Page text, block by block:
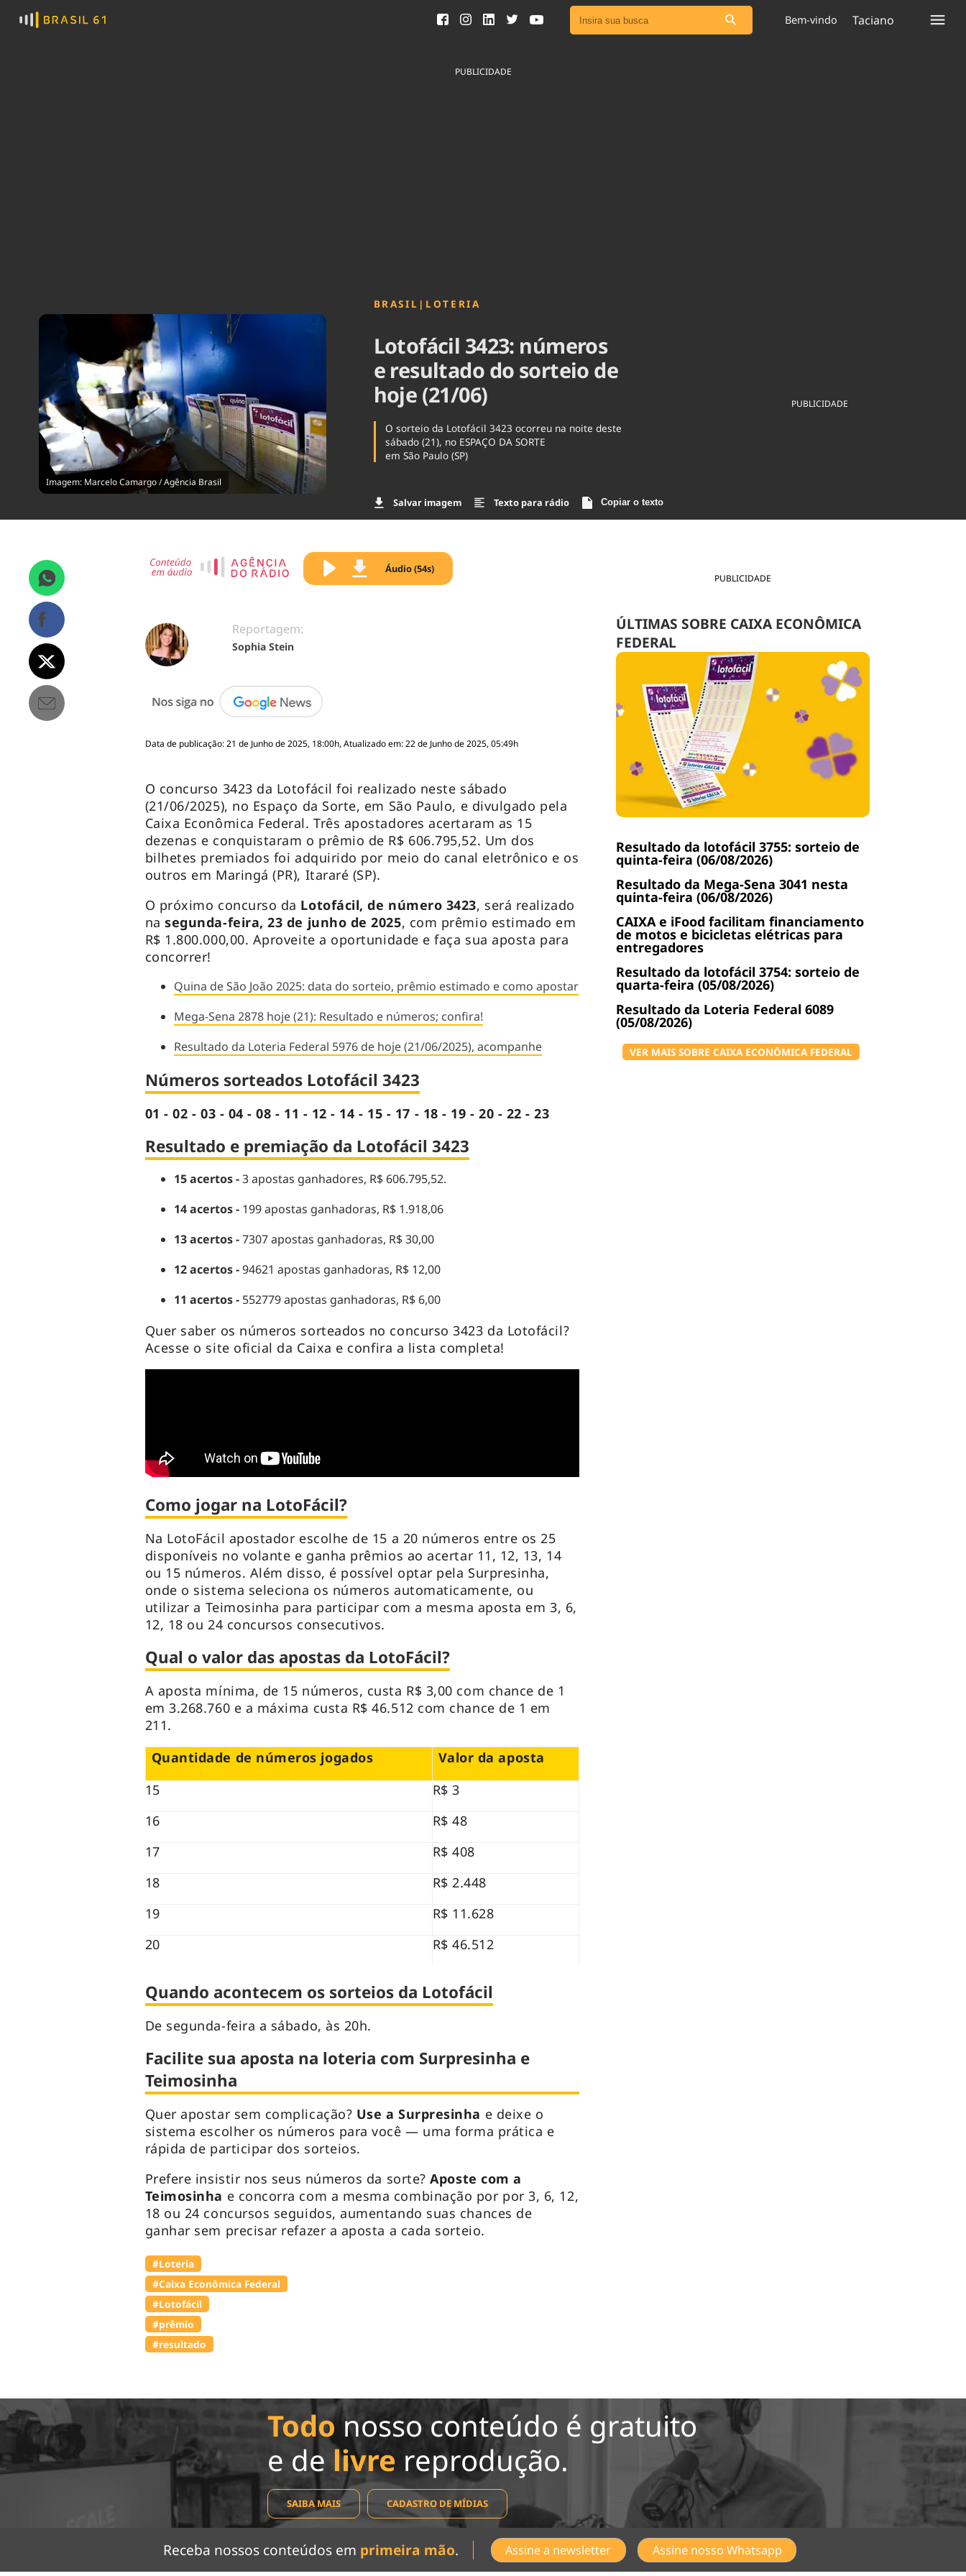
Ver todas as notícias
Brasil
Brasil Mineral
Ciência & Tecnologia
Bem-vindo Taciano
PUBLICIDADE
Imagem: Marcelo Camargo / Agência Brasil
BRASIL | LOTERIA
Lotofácil 3423: números
e resultado do sorteio de
hoje (21/06)
O sorteio da Lotofácil 3423 ocorreu na noite deste
sábado (21), no ESPAÇO DA SORTE
em São Paulo (SP)
Salvar imagem Texto para rádio Copiar o texto
PUBLICIDADE
PUBLICIDADE
ÚLTIMAS SOBRE CAIXA ECONÔMICA
FEDERAL
Resultado da lotofácil 3755: sorteio de
quinta-feira (06/08/2026)
Resultado da Mega-Sena 3041 nesta
quinta-feira (06/08/2026)
CAIXA e iFood facilitam financiamento
de motos e bicicletas elétricas para
entregadores
Resultado da lotofácil 3754: sorteio de
quarta-feira (05/08/2026)
Resultado da Loteria Federal 6089
(05/08/2026)
VER MAIS SOBRE CAIXA ECONÔMICA FEDERAL
Áudio (54s)
Reportagem:
Sophia Stein
Data de publicação: 21 de Junho de 2025, 18:00h, Atualizado em: 22 de Junho de 2025, 05:49h
O concurso 3423 da Lotofácil foi realizado neste sábado
(21/06/2025), no Espaço da Sorte, em São Paulo, e divulgado pela
Caixa Econômica Federal. Três apostadores acertaram as 15
dezenas e conquistaram o prêmio de R$ 606.795,52. Um dos
bilhetes premiados foi adquirido por meio do canal eletrônico e os
outros em Maringá (PR), Itararé (SP).
O próximo concurso da Lotofácil, de número 3423, será realizado
nasegunda-feira, 23 de junho de 2025, com prêmio estimado em
R$ 1.800.000,00. Aproveite a oportunidade e faça sua aposta para
concorrer!
Quina de São João 2025: data do sorteio, prêmio estimado e como apostar
Mega-Sena 2878 hoje (21): Resultado e números; confira!
Resultado da Loteria Federal 5976 de hoje (21/06/2025), acompanhe
Números sorteados Lotofácil 3423
01 - 02 - 03 - 04 - 08 - 11 - 12 - 14 - 15 - 17 - 18 - 19 - 20 - 22 - 23
Resultado e premiação da Lotofácil 3423
15 acertos -3 apostas ganhadores, R$ 606.795,52.
14 acertos - 199 apostas ganhadoras, R$ 1.918,06
13 acertos -7307 apostas ganhadoras, R$ 30,00
12 acertos -94621 apostas ganhadoras, R$ 12,00
11 acertos -552779 apostas ganhadoras, R$ 6,00
Quer saber os números sorteados no concurso 3423 da Lotofácil?
Acesse o site oficial da Caixa e confira a lista completa!
Como jogar na LotoFácil?
Na LotoFácil apostador escolhe de 15 a 20 números entre os 25
disponíveis no volante e ganha prêmios ao acertar 11, 12, 13, 14
ou 15 números. Além disso, é possível optar pela Surpresinha,
onde o sistema seleciona os números automaticamente, ou
utilizar a Teimosinha para participar com a mesma aposta em 3, 6,
12, 18 ou 24 concursos consecutivos.
Qual o valor das apostas da LotoFácil?
A aposta mínima, de 15 números, custa R$ 3,00 com chance de 1
em 3.268.760 e a máxima custa R$ 46.512 com chance de 1 em
211.
Quantidade de números jogados
Valor da aposta
15
R$ 3
16
R$ 48
17
R$ 408
18
R$ 2.448
19
R$ 11.628
20
R$ 46.512
Quando acontecem os sorteios da Lotofácil
De segunda-feira a sábado, às 20h.
Facilite sua aposta na loteria com Surpresinha e
Teimosinha
Quer apostar sem complicação? Use a Surpresinha e deixe o
sistema escolher os números para você — uma forma prática e
rápida de participar dos sorteios.
Prefere insistir nos seus números da sorte? Aposte com a
Teimosinha e concorra com a mesma combinação por por 3, 6, 12,
18 ou 24 concursos seguidos, aumentando suas chances de
ganhar sem precisar refazer a aposta a cada sorteio.
#Loteria
#Caixa Econômica Federal
#Lotofácil
#prêmio
#resultado
Todonosso conteúdo é gratuito
e de livre reprodução.
SAIBA MAIS CADASTRO DE MÍDIAS
Receba nossos conteúdos em primeira mão. Assine a newsletter Assine nosso Whatsapp